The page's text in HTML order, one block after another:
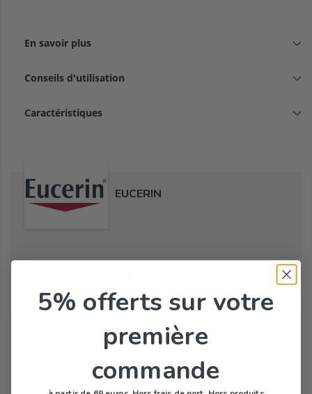
En savoir plus
Conseils d'utilisation
Caractéristiques
EUCERIN
Toute la gamme de Anti-Pigment de EUCERIN
5% offerts sur votre
première
commande